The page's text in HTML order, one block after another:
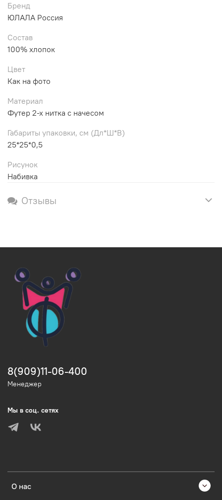
Бренд
ЮЛАЛА Россия
Состав
100% хлопок
Цвет
Как на фото
Материал
Футер 2-х нитка с начесом
Габариты упаковки, см (Дл*Ш*В)
25*25*0,5
Рисунок
Набивка
Отзывы
О нас
8(909)11-06-400
Менеджер
Мы в соц. сетях